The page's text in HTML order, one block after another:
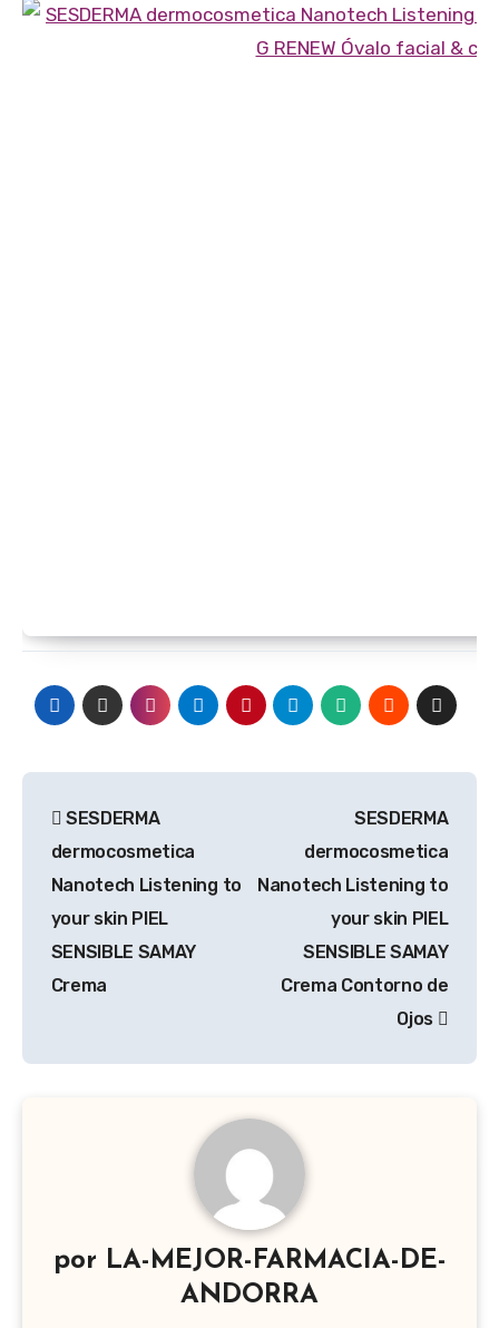
de
entradas
SESDERMA
dermocosmetica
Nanotech Listening to
your skin PIEL
SENSIBLE SAMAY
Crema
SESDERMA
dermocosmetica
Nanotech Listening to
your skin PIEL
SENSIBLE SAMAY
Crema Contorno de
Ojos
por LA-MEJOR-FARMACIA-DE-
ANDORRA